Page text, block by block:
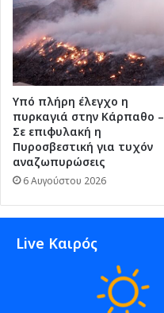
Υπό πλήρη έλεγχο η
πυρκαγιά στην Κάρπαθο –
Σε επιφυλακή η
Πυροσβεστική για τυχόν
αναζωπυρώσεις
6 Αυγούστου 2026
Live Καιρός